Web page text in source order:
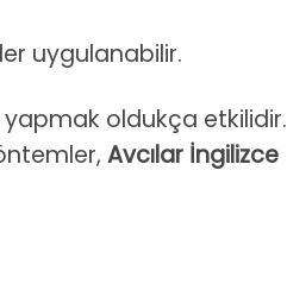
uygulanabilir.
oldukça etkilidir.
Avcılar İngilizce